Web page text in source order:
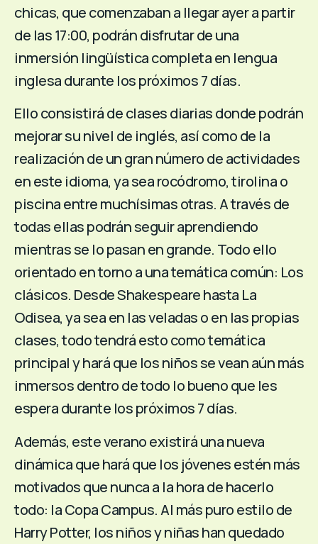
chicas, que comenzaban a llegar ayer a partir
de las 17:00, podrán disfrutar de una
inmersión lingüística completa en lengua
inglesa durante los próximos 7 días.
Ello consistirá de clases diarias donde podrán
mejorar su nivel de inglés, así como de la
realización de un gran número de actividades
en este idioma, ya sea rocódromo, tirolina o
piscina entre muchísimas otras. A través de
todas ellas podrán seguir aprendiendo
mientras se lo pasan en grande. Todo ello
orientado en torno a una temática común: Los
clásicos. Desde Shakespeare hasta La
Odisea, ya sea en las veladas o en las propias
clases, todo tendrá esto como temática
principal y hará que los niños se vean aún más
inmersos dentro de todo lo bueno que les
espera durante los próximos 7 días.
Además, este verano existirá una nueva
dinámica que hará que los jóvenes estén más
motivados que nunca a la hora de hacerlo
todo: la Copa Campus. Al más puro estilo de
Harry Potter, los niños y niñas han quedado